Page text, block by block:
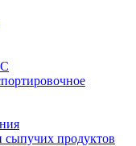
сыпучих продуктов